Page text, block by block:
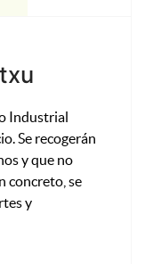
Industrial
Se recogerán
y que no
concreto, se
y